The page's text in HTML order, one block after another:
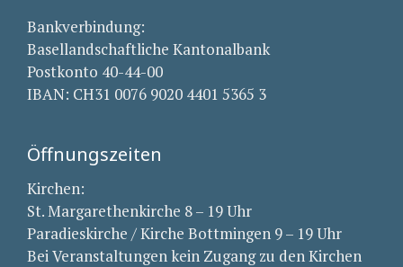
Bankverbindung:
Basellandschaftliche Kantonalbank
Postkonto 40-44-00
IBAN: CH31 0076 9020 4401 5365 3
Öffnungszeiten
Kirchen:
St. Margarethenkirche 8 – 19 Uhr
Paradieskirche / Kirche Bottmingen 9 – 19 Uhr
Bei Veranstaltungen kein Zugang zu den Kirchen